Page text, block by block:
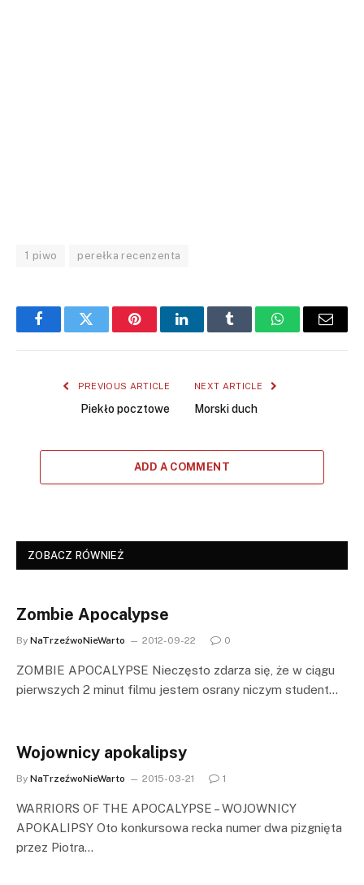
1 piwo perełka recenzenta
FacebookTwitter PinterestLinkedInTumblr WhatsAppEmail
PREVIOUS ARTICLE
Piekło pocztowe
NEXT ARTICLE
Morski duch
ADD A COMMENT
ZOBACZ RÓWNIEŻ
Zombie Apocalypse
By NaTrzeźwoNieWarto 2012-09-22 0
ZOMBIE APOCALYPSE Nieczęsto zdarza się, że w ciągu
pierwszych 2 minut filmu jestem osrany niczym student…
Wojownicy apokalipsy
By NaTrzeźwoNieWarto 2015-03-21 1
WARRIORS OF THE APOCALYPSE – WOJOWNICY
APOKALIPSY Oto konkursowa recka numer dwa pizgnięta
przez Piotra…